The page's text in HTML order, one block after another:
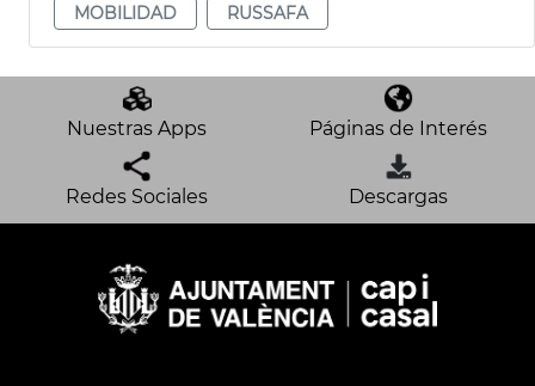
MOBILIDAD
RUSSAFA
Nuestras Apps Páginas de Interés
Redes Sociales Descargas